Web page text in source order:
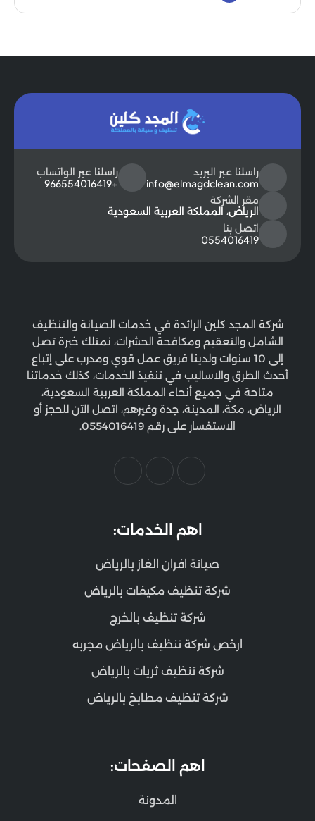
راسلنا عبر البريد
info@elmagdclean.com
راسلنا عبر الواتساب
+966554016419
مقر الشركة
الرياض، المملكة العربية السعودية
اتصل بنا
0554016419
شركة المجد كلين الرائدة في خدمات الصيانة والتنظيف
الشامل والتعقيم ومكافحة الحشرات، نمتلك خبرة تصل
إلى 10 سنوات ولدينا فريق عمل قوي ومدرب على إتباع
أحدث الطرق والاساليب في تنفيذ الخدمات، كذلك خدماتنا
متاحة في جميع أنحاء المملكة العربية السعودية،
الرياض، مكة، المدينة، جدة وغيرهم، اتصل الآن للحجز أو
الاستفسار على رقم 0554016419.
اهم الخدمات:
صيانة افران الغاز بالرياض
شركة تنظيف مكيفات بالرياض
شركة تنظيف بالخرج
ارخص شركة تنظيف بالرياض مجربه
شركة تنظيف ثريات بالرياض
شركة تنظيف مطابخ بالرياض
اهم الصفحات:
المدونة